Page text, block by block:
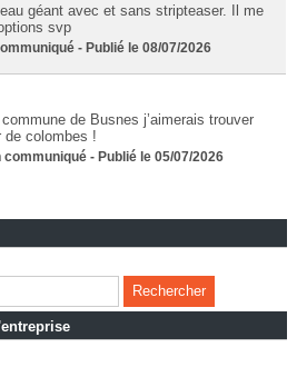
géant avec et sans stripteaser. Il me
svp
- Publié le 08/07/2026
de Busnes j’aimerais trouver
de colombes !
- Publié le 05/07/2026